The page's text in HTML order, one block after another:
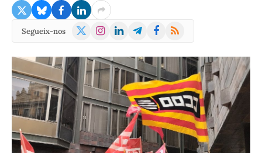
Segueix-nos
X
Instagram
LinkedInTelegramFacebook
RSS